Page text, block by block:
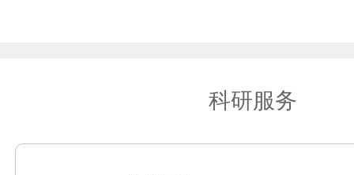
科研服务